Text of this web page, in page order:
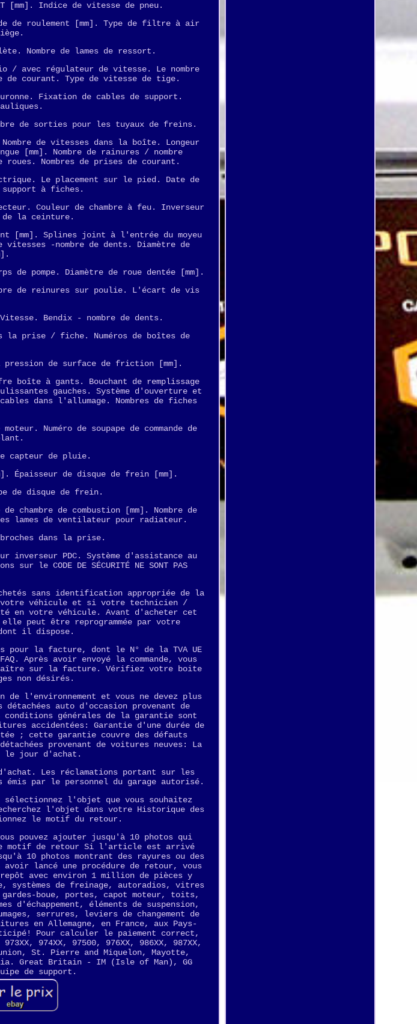
[mm]. Indice de vitesse de pneu.
de roulement [mm]. Type de filtre à air
Nombre de lames de ressort.
/ avec régulateur de vitesse. Le nombre
de courant. Type de vitesse de tige.
Fixation de cables de support.
de sorties pour les tuyaux de freins.
de vitesses dans la boîte. Longeur
[mm]. Nombre de rainures / nombre
roues. Nombres de prises de courant.
Le placement sur le pied. Date de
support à fiches.
Couleur de chambre à feu. Inverseur
de la ceinture.
[mm]. Splines joint à l'entrée du moyeu
-nombre de dents. Diamètre de
de pompe. Diamètre de roue dentée [mm].
de reinures sur poulie. L'écart de vis
Bendix - nombre de dents.
la prise / fiche. Numéros de boîtes de
pression de surface de friction [mm].
boîte à gants. Bouchant de remplissage
gauches. Système d'ouverture et
cables dans l'allumage. Nombres de fiches
Numéro de soupape de commande de
capteur de pluie.
Épaisseur de disque de frein [mm].
de disque de frein.
chambre de combustion [mm]. Nombre de
lames de ventilateur pour radiateur.
dans la prise.
inverseur PDC. Système d'assistance au
le CODE DE SÉCURITÉ NE SONT PAS
sans identification appropriée de la
votre véhicule et si votre technicien /
en votre véhicule. Avant d'acheter cet
être reprogrammée par votre
il dispose.
pour la facture, dont le N° de la TVA UE
Après avoir envoyé la commande, vous
sur la facture. Vérifiez votre boite
non désirés.
l'environnement et vous ne devez plus
auto d'occasion provenant de
conditions générales de la garantie sont
accidentées: Garantie d'une durée de
; cette garantie couvre des défauts
provenant de voitures neuves: La
le jour d'achat.
Les réclamations portant sur les
émis par le personnel du garage autorisé.
l'objet que vous souhaitez
l'objet dans votre Historique des
le motif du retour.
pouvez ajouter jusqu'à 10 photos qui
motif de retour Si l'article est arrivé
10 photos montrant des rayures ou des
lancé une procédure de retour, vous
avec environ 1 million de pièces y
systèmes de freinage, autoradios, vitres
boue, portes, capot moteur, toits,
éléments de suspension,
serrures, leviers de changement de
en Allemagne, en France, aux Pays-
Pour calculer le paiement correct,
974XX, 97500, 976XX, 986XX, 987XX,
St. Pierre and Miquelon, Mayotte,
Great Britain - IM (Isle of Man), GG
de support.